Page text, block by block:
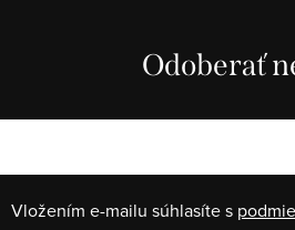
Odoberať
Vložením e-mailu súhlasíte s